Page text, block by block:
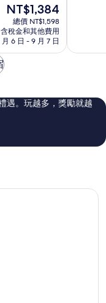
現
在
價
格
為
NT$1,384
總價 NT$1,598
含稅金和其他費用
月 6 日 - 9 月 7 日
常
評
論
遇。玩越多，獎勵就越